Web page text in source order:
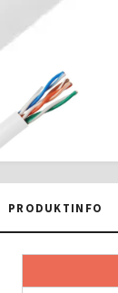
PRODUKTINFO